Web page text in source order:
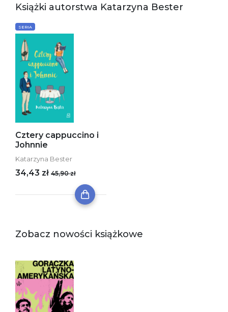
Książki autorstwa Katarzyna Bester
SERIA
Cztery cappuccino i
Johnnie
Katarzyna Bester
34,43 zł 45,90 zł
Zobacz nowości książkowe